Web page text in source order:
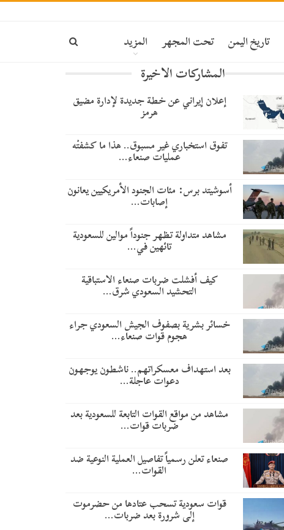
تاريخ اليمن تحت المجهر المزيد
المشاركات الاخيرة
إعلان إيراني عن خطة جديدة لإدارة مضيق
هرمز
تفوق استخباري غير مسبوق.. هذا ما كشفتْه
عمليات صنعاء…
أسوشيتد برس: مئات الجنود الأمريكيين يعانون
إصابات…
مشاهد متداولة تظهر جنوداً موالين للسعودية
تائهين في…
​كيف أفشلت ضربات صنعاء الاستباقية
التحشيد السعودي شرق…
خسائر بشرية بصفوف الجيش السعودي جراء
هجوم قوات صنعاء…
بعد استهداف معسكراتهم.. ناشطون يوجهون
دعوات عاجلة…
مشاهد من مواقع القوات التابعة للسعودية بعد
ضربات قوات…
صنعاء تعلن رسمياً تفاصيل العملية النوعية ضد
القوات…
قوات سعودية تسحب عتادها من حضرموت
إلى شرورة بعد ضربات…